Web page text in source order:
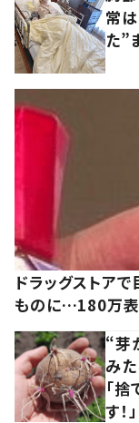
常
た”
ドラッグストア
ものに…180万表示
“芽
み
「
す！」